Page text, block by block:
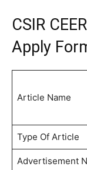
CSIR
Apply
Article Name
Type Of Article
Advertisement